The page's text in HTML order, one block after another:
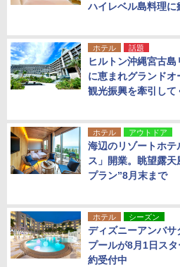
ハイレベル島料理に
ホテル 話題
ヒルトン沖縄宮古
に恵まれグランド
観光振興を牽引して
ホテル アウトドア
海辺のリゾートホテ
ス」開業。眺望露
プラン”8月末まで
ホテル シーズン
ディズニーアンバサ
プールが8月1日ス
約受付中